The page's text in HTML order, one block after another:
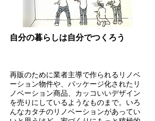
自分の暮らしは自分でつくろう
再販のために業者主導で作られるリノベ
ーション物件や、パッケージ化されたリ
ノベーション商品、カッコいいデザイン
を売りにしているようなものまで。 いろ
んなカタチのリノベーションがあってい